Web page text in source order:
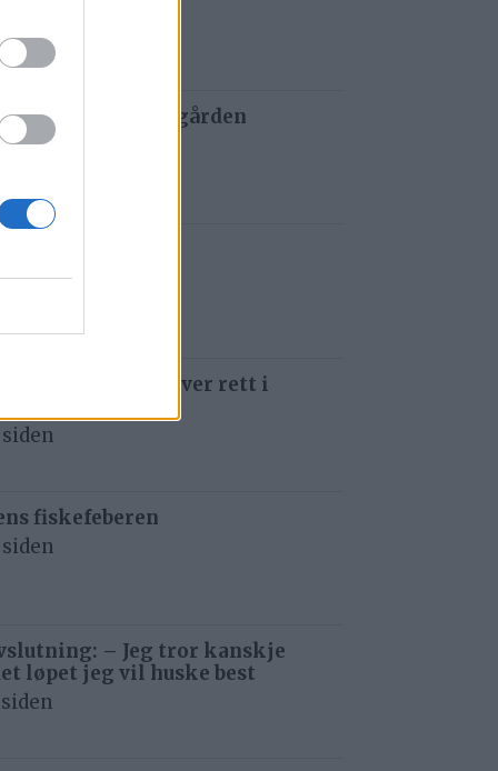
og tau redder de gården
siden
som å kjøre ti kniver rett i
fiskefeberen
– Jeg tror kanskje
løpet jeg vil huske best